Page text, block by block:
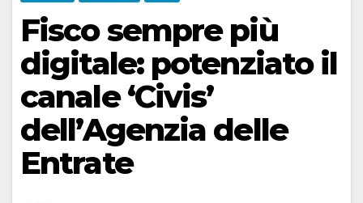
Fisco sempre più
digitale: potenziato il
canale ‘Civis’
dell’Agenzia delle
Entrate